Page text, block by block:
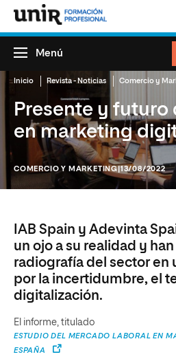
Menú
Inicio Revista - Noticias
Presente y futuro
en marketing
COMERCIO Y MARKETING |13/08/2022
IAB Spain y Adevinta
un ojo a su realidad y
radiografía del sector en
por la incertidumbre, el
digitalización.
El informe, titulado
ESTUDIO DEL MERCADO LABORAL EN
ESPAÑA